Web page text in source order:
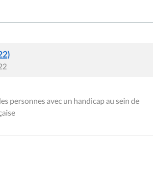
personnes avec un handicap au sein de